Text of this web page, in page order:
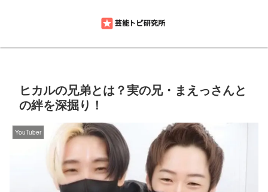
ヒカルの兄弟とは？実の兄・まえっさんと
の絆を深掘り！
YouTuber